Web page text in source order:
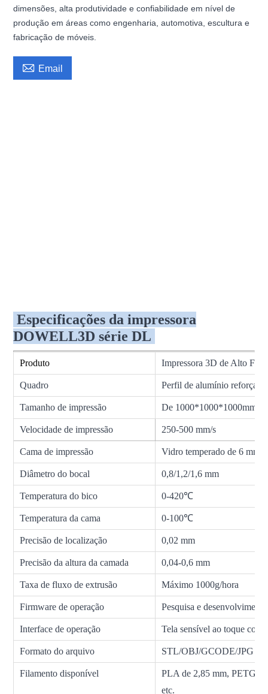
dimensões, alta produtividade e confiabilidade em nível de
produção em áreas como engenharia, automotiva, escultura e
fabricação de móveis.
 Email
Especificações da impressora
DOWELL3D série DL
Produto Impressora 3D de Alto
Quadro Perfil de alumínio
Tamanho de impressão De 1000*1000*1000mm a
Velocidade de impressão 250-500 mm/s
Cama de impressão Vidro temperado de 6 mm
Diâmetro do bocal 0,8/1,2/1,6 mm
Temperatura do bico 0-420℃
Temperatura da cama 0-100℃
Precisão de localização 0,02 mm
Precisão da altura da camada 0,04-0,6 mm
Taxa de fluxo de extrusão Máximo 1000g/hora
Firmware de operação Pesquisa e
Interface de operação Tela sensível ao toque
Formato do arquivo STL/OBJ/GCODE/JPG
Filamento disponível
PLA de 2,85 mm, PETG,
etc.